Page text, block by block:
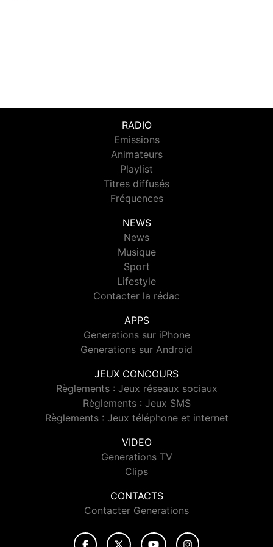
RADIO
Emissions
Animateurs
Playlist
Titres diffusés
Fréquences
NEWS
News
Musique
Sport
Lifestyle
Contacter la rédac
APPS
Generations sur iPhone
Generations sur Android
JEUX CONCOURS
Règlements : Jeux réseaux sociaux
Règlements : Jeux SMS
Règlements : Jeux téléphone et internet
VIDEO
Generations TV
Clips
CONTACTS
Contacter Generations